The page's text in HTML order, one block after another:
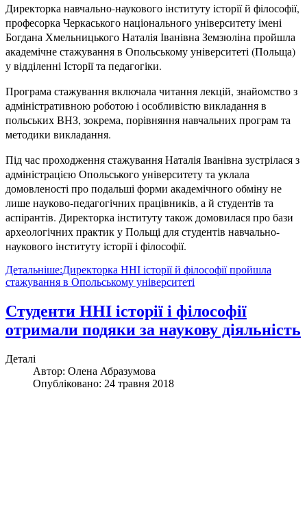
Директорка навчально-наукового інституту історії й філософії,
професорка Черкаського національного університету імені
Богдана Хмельницького Наталія Іванівна Земзюліна пройшла
академічне стажування в Опольському університеті (Польща)
у відділенні Історії та педагогіки.
Програма стажування включала читання лекцій, знайомство з
адміністративною роботою і особливістю викладання в
польських ВНЗ, зокрема, порівняння навчальних програм та
методики викладання.
Під час проходження стажування Наталія Іванівна зустрілася з
адміністрацією Опольського університету та уклала
домовленості про подальші форми академічного обміну не
лише науково-педагогічних працівників, а й студентів та
аспірантів. Директорка інституту також домовилася про бази
археологічних практик у Польщі для студентів навчально-
наукового інституту історії і філософії.
Детальніше:Директорка ННІ історії й філософії пройшла
стажування в Опольському університеті
Студенти ННІ історії і філософії
отримали подяки за наукову діяльність
Деталі
Автор: Олена Абразумова
Опубліковано: 24 травня 2018